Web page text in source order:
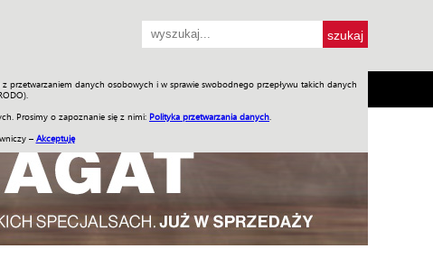
przetwarzaniem danych osobowych i w sprawie swobodnego przepływu takich danych
Prosimy o zapoznanie się z nimi: Polityka przetwarzania danych
– Akceptuję
SKLEP Jednodniówki Praca w WIW